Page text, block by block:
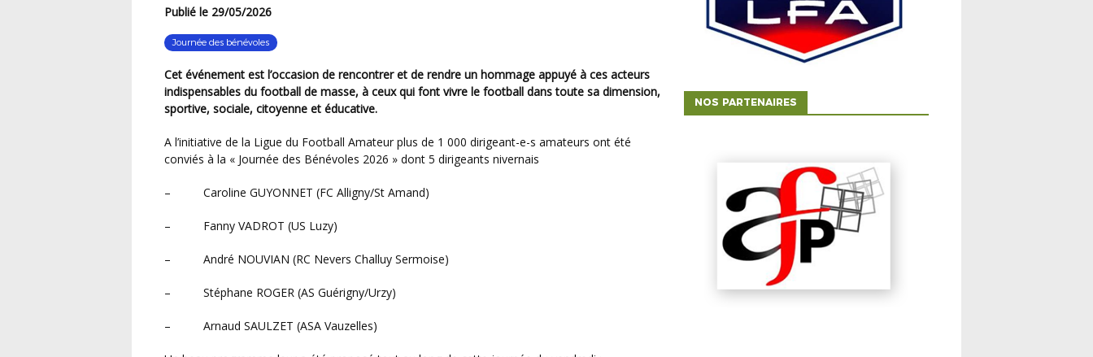
Publié le 29/05/2026
Journée des bénévoles
Cet événement est l’occasion de rencontrer et de rendre un hommage appuyé à ces acteurs
indispensables du football de masse, à ceux qui font vivre le football dans toute sa dimension,
sportive, sociale, citoyenne et éducative.
A l’initiative de la Ligue du Football Amateur plus de 1 000 dirigeant-e-s amateurs ont été
conviés à la « Journée des Bénévoles 2026 » dont 5 dirigeants nivernais
– Caroline GUYONNET (FC Alligny/St Amand)
– Fanny VADROT (US Luzy)
– André NOUVIAN (RC Nevers Challuy Sermoise)
– Stéphane ROGER (AS Guérigny/Urzy)
– Arnaud SAULZET (ASA Vauzelles)
NOS PARTENAIRES